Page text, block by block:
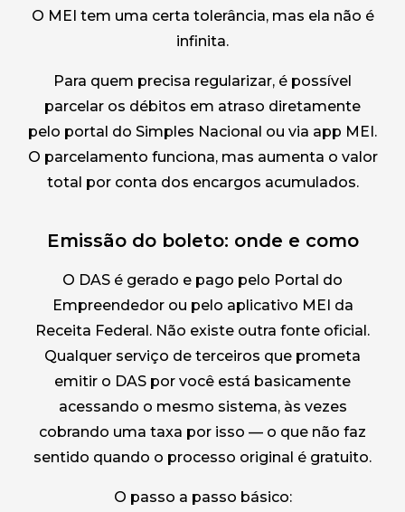
O MEI tem uma certa tolerância, mas ela não é
infinita.
Para quem precisa regularizar, é possível
parcelar os débitos em atraso diretamente
pelo portal do Simples Nacional ou via app MEI.
O parcelamento funciona, mas aumenta o valor
total por conta dos encargos acumulados.
Emissão do boleto: onde e como
O DAS é gerado e pago pelo Portal do
Empreendedor ou pelo aplicativo MEI da
Receita Federal. Não existe outra fonte oficial.
Qualquer serviço de terceiros que prometa
emitir o DAS por você está basicamente
acessando o mesmo sistema, às vezes
cobrando uma taxa por isso — o que não faz
sentido quando o processo original é gratuito.
O passo a passo básico: